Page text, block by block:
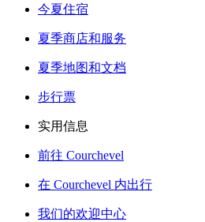
今夏住宿
夏季商店和服务
夏季地图和文档
步行票
实用信息
前往 Courchevel
在 Courchevel 内出行
我们的欢迎中心